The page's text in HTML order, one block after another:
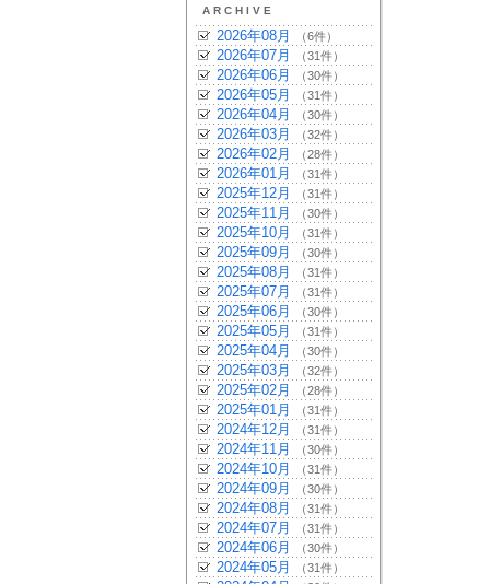
ARCHIVE
2026年08月 （6件）
2026年07月 （31件）
2026年06月 （30件）
2026年05月 （31件）
2026年04月 （30件）
2026年03月 （32件）
2026年02月 （28件）
2026年01月 （31件）
2025年12月 （31件）
2025年11月 （30件）
2025年10月 （31件）
2025年09月 （30件）
2025年08月 （31件）
2025年07月 （31件）
2025年06月 （30件）
2025年05月 （31件）
2025年04月 （30件）
2025年03月 （32件）
2025年02月 （28件）
2025年01月 （31件）
2024年12月 （31件）
2024年11月 （30件）
2024年10月 （31件）
2024年09月 （30件）
2024年08月 （31件）
2024年07月 （31件）
2024年06月 （30件）
2024年05月 （31件）